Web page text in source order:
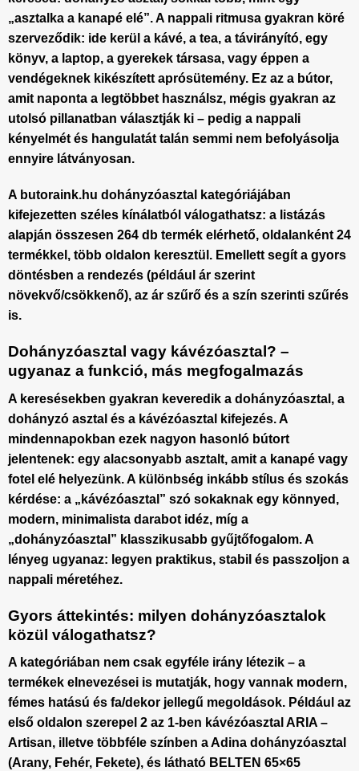
„asztalka a kanapé elé”. A nappali ritmusa gyakran köré
szerveződik: ide kerül a kávé, a tea, a távirányító, egy
könyv, a laptop, a gyerekek társasa, vagy éppen a
vendégeknek kikészített aprósütemény. Ez az a bútor,
amit naponta a legtöbbet használsz, mégis gyakran az
utolsó pillanatban választják ki – pedig a nappali
kényelmét és hangulatát talán semmi nem befolyásolja
ennyire látványosan.
A butoraink.hu dohányzóasztal kategóriájában
kifejezetten széles kínálatból válogathatsz: a listázás
alapján összesen 264 db termék elérhető, oldalanként 24
termékkel, több oldalon keresztül. Emellett segít a gyors
döntésben a rendezés (például ár szerint
növekvő/csökkenő), az ár szűrő és a szín szerinti szűrés
is.
Dohányzóasztal vagy kávézóasztal? –
ugyanaz a funkció, más megfogalmazás
A keresésekben gyakran keveredik a dohányzóasztal , a
dohányzó asztal és a kávézóasztal
kifejezés. A
mindennapokban ezek nagyon hasonló bútort
jelentenek: egy alacsonyabb asztalt, amit a kanapé vagy
fotel elé helyezünk. A különbség inkább stílus és szokás
kérdése: a „kávézóasztal” szó sokaknak egy könnyed,
modern, minimalista darabot idéz, míg a
„dohányzóasztal” klasszikusabb gyűjtőfogalom. A
lényeg ugyanaz: legyen praktikus, stabil és passzoljon a
nappali méretéhez.
Gyors áttekintés: milyen dohányzóasztalok
közül válogathatsz?
A kategóriában nem csak egyféle irány létezik – a
termékek elnevezései is mutatják, hogy vannak modern,
fémes hatású és fa/dekor jellegű megoldások. Például az
első oldalon szerepel 2 az 1-ben kávézóasztal ARIA –
Artisan, illetve többféle színben aAdina dohányzóasztal
(Arany, Fehér, Fekete), és látható BELTEN 65×65